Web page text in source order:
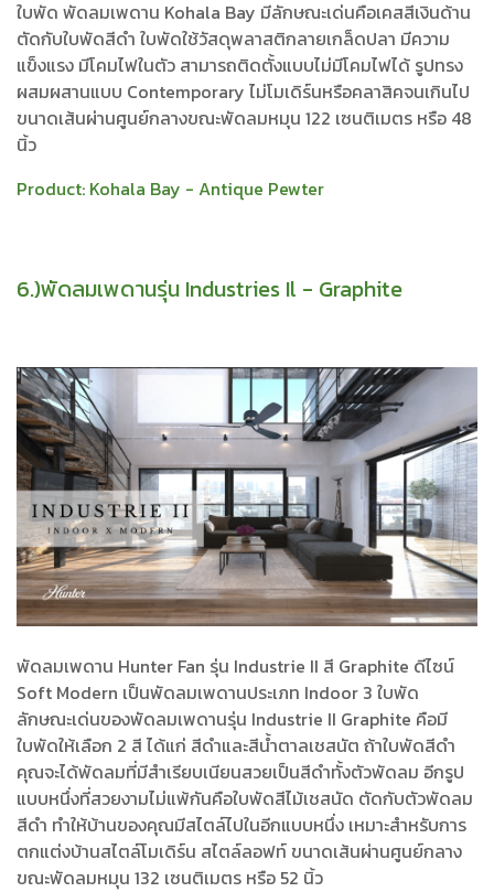
ใบพัด พัดลมเพดาน Kohala Bay มีลักษณะเด่นคือเคสสีเงินด้าน
ตัดกับใบพัดสีดำ ใบพัดใช้วัสดุพลาสติกลายเกล็ดปลา มีความ
แข็งแรง มีโคมไฟในตัว สามารถติดตั้งแบบไม่มีโคมไฟได้ รูปทรง
ผสมผสานแบบ Contemporary ไม่โมเดิร์นหรือคลาสิคจนเกินไป
ขนาดเส้นผ่านศูนย์กลางขณะพัดลมหมุน 122 เซนติเมตร หรือ 48
นิ้ว
Product: Kohala Bay - Antique Pewter
6.)พัดลมเพดานรุ่น Industries Il - Graphite
พัดลมเพดาน Hunter Fan รุ่น Industrie II สี Graphite ดีไซน์
Soft Modern เป็นพัดลมเพดานประเภท Indoor 3 ใบพัด
ลักษณะเด่นของพัดลมเพดานรุ่น Industrie II Graphite คือมี
ใบพัดให้เลือก 2 สี ได้แก่ สีดำและสีน้ำตาลเชสนัต ถ้าใบพัดสีดำ
คุณจะได้พัดลมที่มีสำเรียบเนียนสวยเป็นสีดำทั้งตัวพัดลม อีกรูป
แบบหนึ่งที่สวยงามไม่แพ้กันคือใบพัดสีไม้เชสนัด ตัดกับตัวพัดลม
สีดำ ทำให้บ้านของคุณมีสไตล์ไปในอีกแบบหนึ่ง เหมาะสำหรับการ
ตกแต่งบ้านสไตล์โมเดิร์น สไตล์ลอฟท์ ขนาดเส้นผ่านศูนย์กลาง
ขณะพัดลมหมุน 132 เซนติเมตร หรือ 52 นิ้ว